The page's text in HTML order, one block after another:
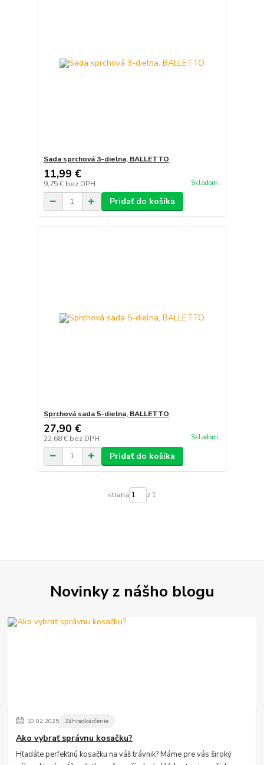
Sada sprchová 3-dielna, BALLETTO
11,99 €
9,75 € bez DPH Skladom
Pridať do košíka
Sprchová sada 5-dielna, BALLETTO
27,90 €
22,68 € bez DPH Skladom
Pridať do košíka
strana z 1
Novinky z nášho blogu
10.02.2025 Záhradkárčenie
Ako vybrať správnu kosačku?
Hľadáte perfektnú kosačku na váš trávnik? Máme pre vás široký